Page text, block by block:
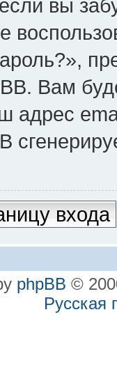
вы
Вам
адрес
входа
phpBB ©
Русская